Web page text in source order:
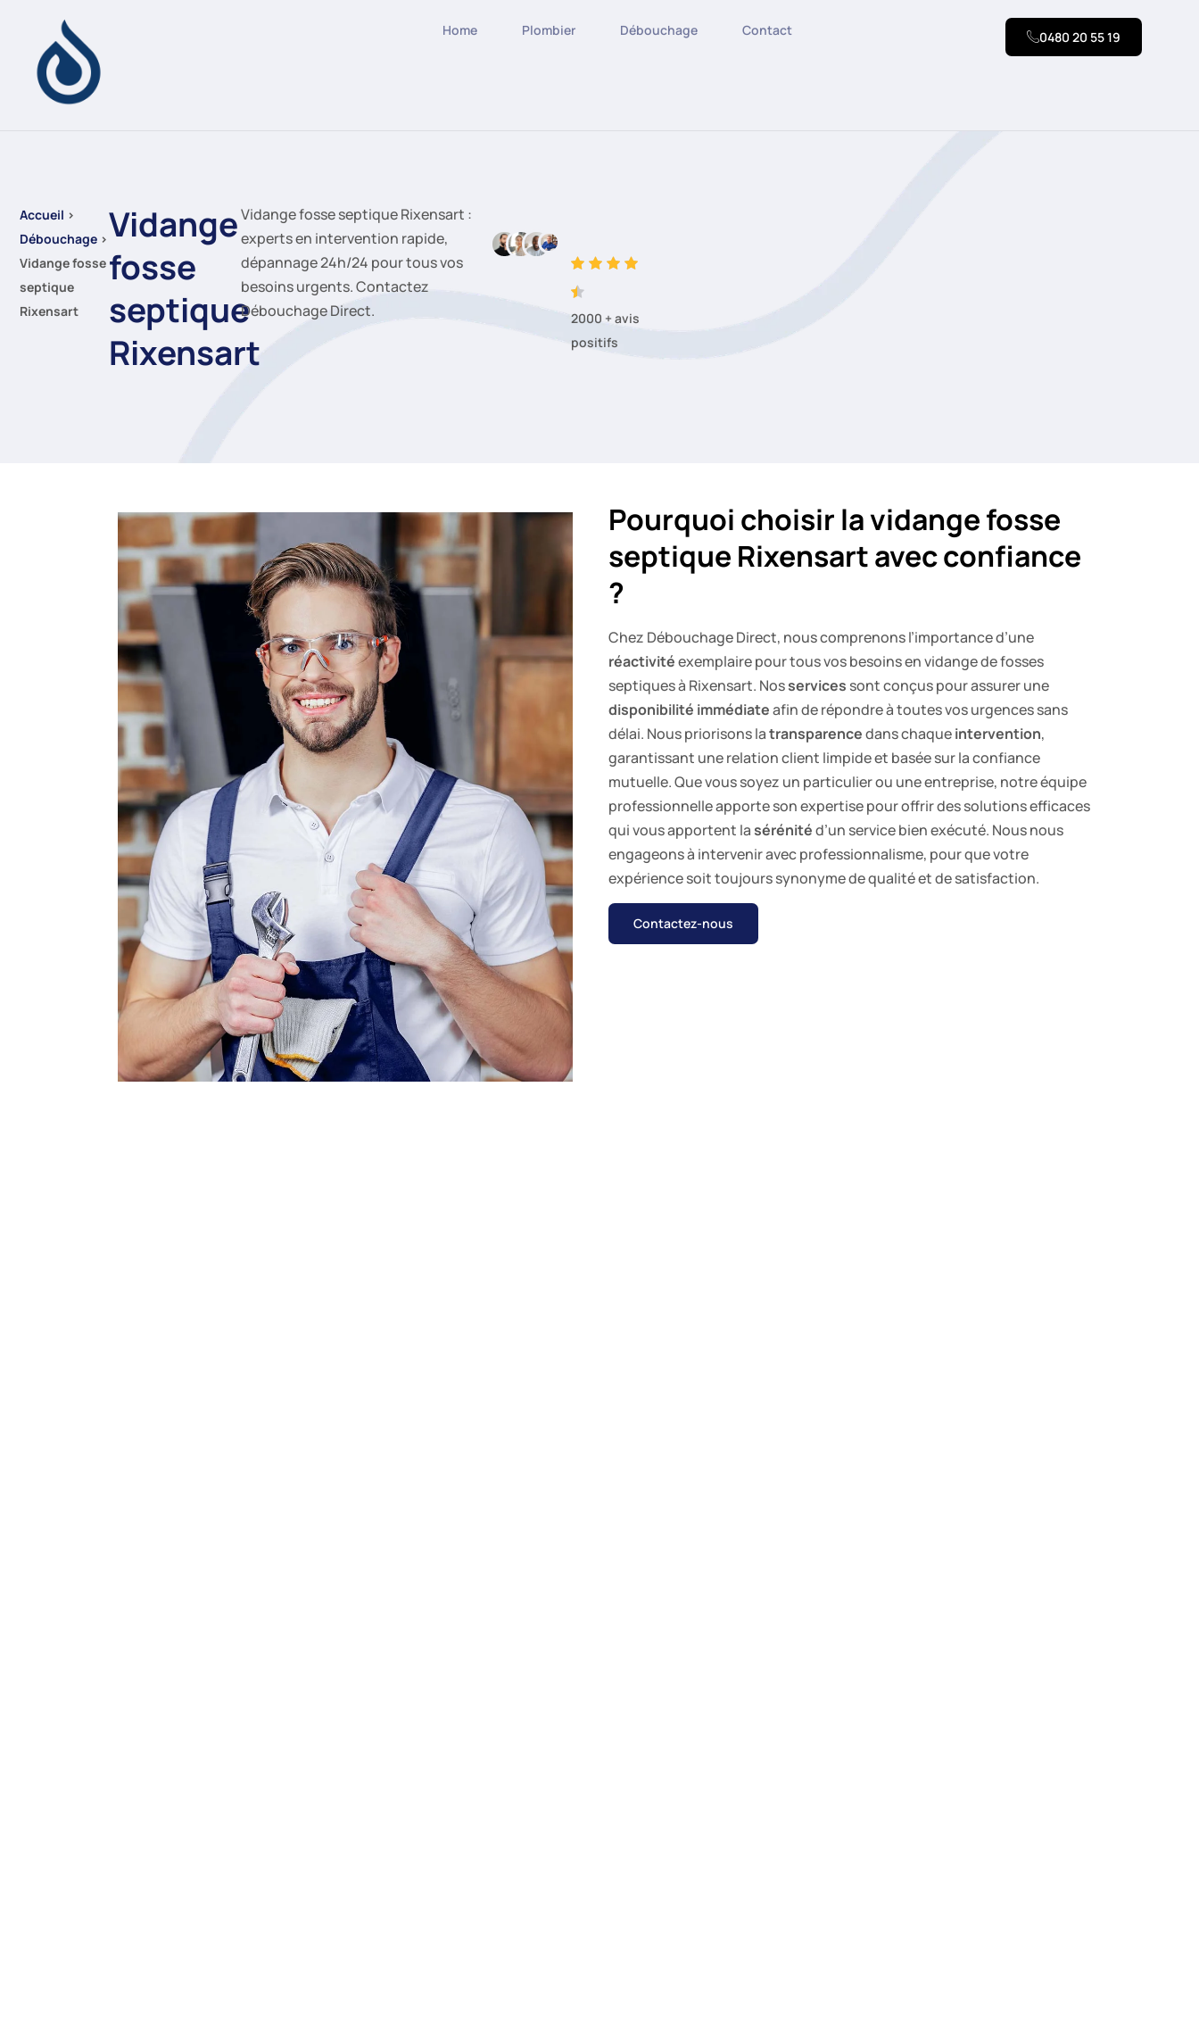
Home Plombier Débouchage Contact 0480 20 55 19
Accueil ›
Débouchage ›
Vidange fosse
septique
Rixensart
Vidange
fosse
septique
Rixensart
Vidange fosse septique Rixensart :
experts en intervention rapide,
dépannage 24h/24 pour tous vos
besoins urgents. Contactez
Débouchage Direct.
2000 + avis
positifs
Pourquoi choisir la vidange fosse
septique Rixensart avec confiance
?
Chez Débouchage Direct, nous comprenons l’importance d’une
réactivitéexemplaire pour tous vos besoins en vidange de fosses
septiques à Rixensart. Nosservices sont conçus pour assurer une
disponibilité immédiateafin de répondre à toutes vos urgences sans
délai. Nous priorisons latransparencedans chaqueintervention,
garantissant une relation client limpide et basée sur la confiance
mutuelle. Que vous soyez un particulier ou une entreprise, notre équipe
professionnelle apporte son expertise pour offrir des solutions efficaces
qui vous apportent lasérénitéd’un service bien exécuté. Nous nous
engageons à intervenir avec professionnalisme, pour que votre
expérience soit toujours synonyme de qualité et de satisfaction.
Contactez-nous